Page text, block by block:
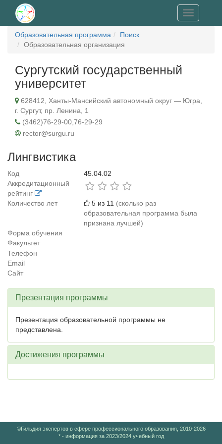
Toggle
navigation
Образовательная программа
Поиск
Образовательная организация
Сургутский государственный
университет
628412, Ханты-Мансийский автономный округ — Югра,
г. Сургут, пр. Ленина, 1
(3462)76-29-00,76-29-29
rector@surgu.ru
Лингвистика
Код
45.04.02
Аккредитационный
рейтинг
Количество лет
5 из 11 (сколько раз
образовательная программа была
признана лучшей)
Форма обучения
Факультет
Телефон
Email
Сайт
Презентация программы
Презентация образовательной программы не
представлена.
Достижения программы
©Гильдия экспертов в сфере профессионального образования, 2010-2026
* - информация за 2023/2024 учебный год